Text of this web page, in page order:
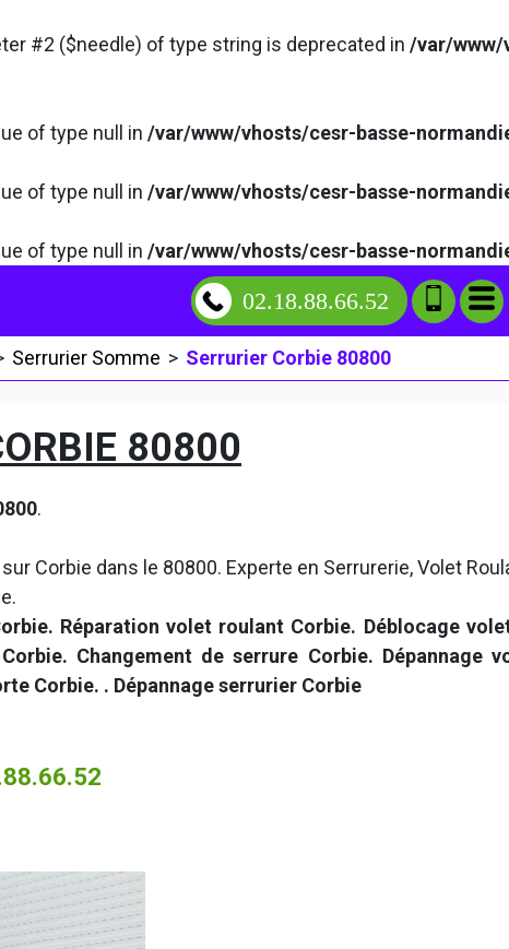
#2 ($needle) of type string is deprecated in /var/www/
of type null in /var/www/vhosts/cesr-basse-
of type null in /var/www/vhosts/cesr-basse-
of type null in /var/www/vhosts/cesr-basse-
02.18.88.66.52
Serrurier Somme > Serrurier Corbie 80800
80800
.
Corbie dans le 80800. Experte en Serrurerie, Volet
Réparation volet roulant Corbie. Déblocage
Changement de serrure Corbie.
Corbie. . Dépannage serrurier Corbie